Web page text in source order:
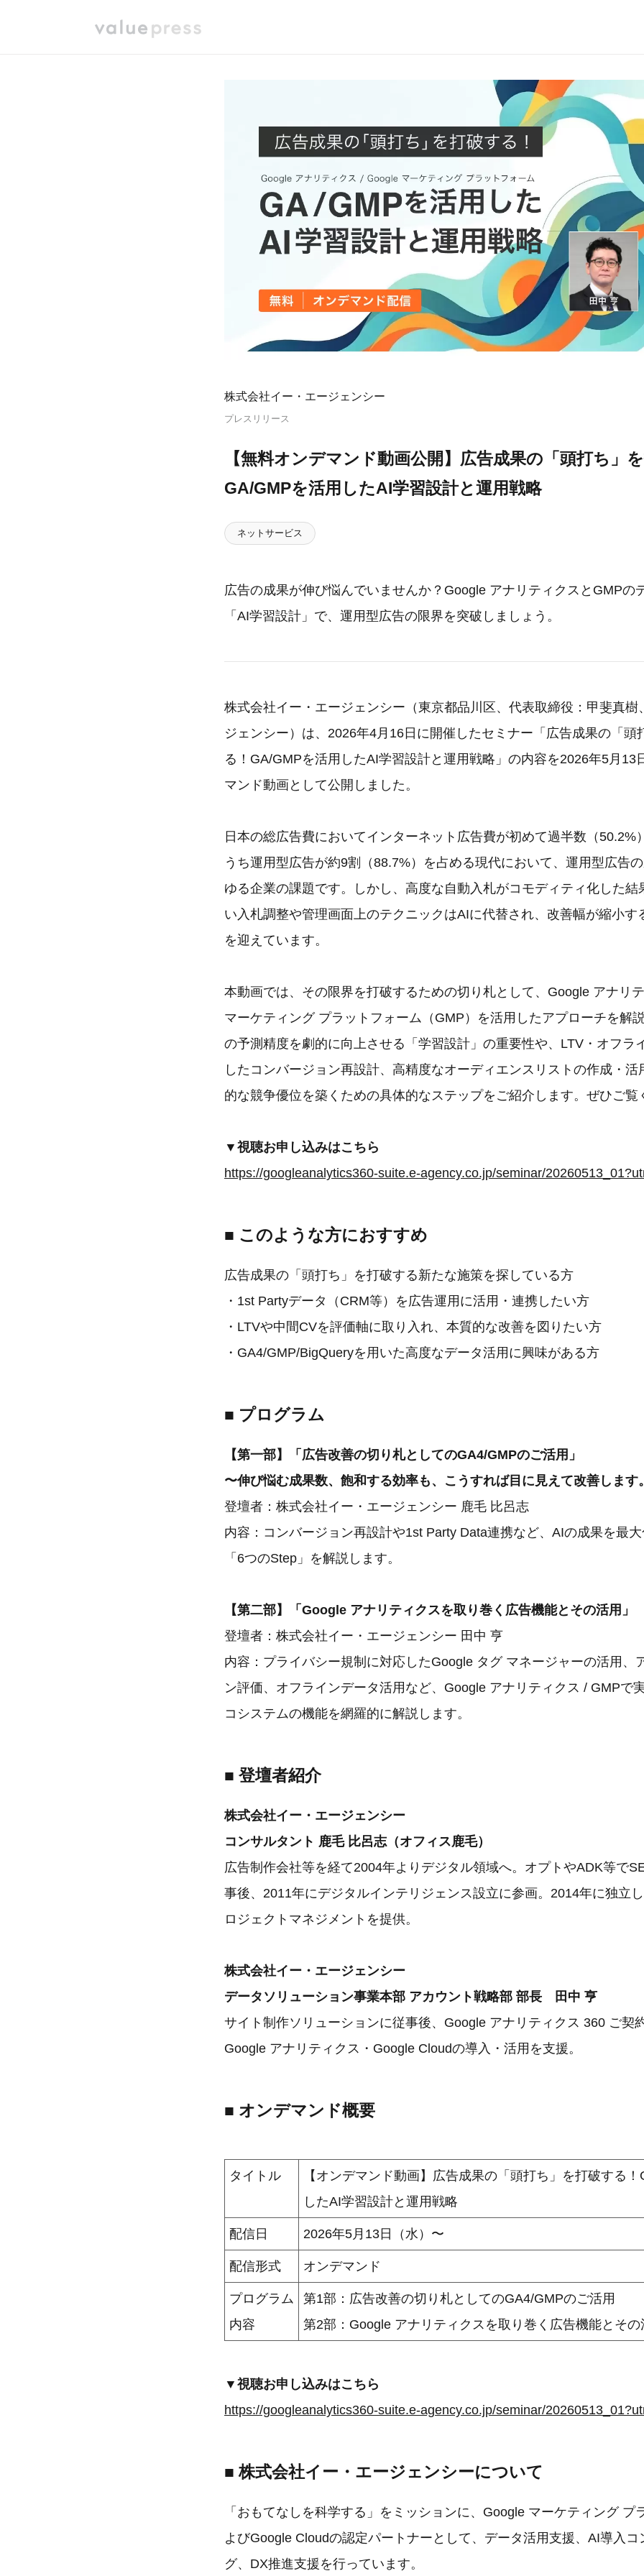
株式会社イー・エージェンシー
プレスリリース
【無料オンデマンド動画公開】広告成果の「頭打ち」
GA/GMPを活用したAI学習設計と運用戦略
ネットサービス
広告の成果が伸び悩んでいませんか？Google アナリティクスとGMPの
「AI学習設計」で、運用型広告の限界を突破しましょう。
株式会社イー・エージェンシー（東京都品川区、代表取締役：甲斐真樹
ジェンシー）は、2026年4月16日に開催したセミナー「広告成果の「頭
る！GA/GMPを活用したAI学習設計と運用戦略」の内容を2026年5月13
マンド動画として公開しました。
日本の総広告費においてインターネット広告費が初めて過半数（50.2%
うち運用型広告が約9割（88.7%）を占める現代において、運用型広告
ゆる企業の課題です。しかし、高度な自動入札がコモディティ化した結
い入札調整や管理画面上のテクニックはAIに代替され、改善幅が縮小す
を迎えています。
本動画では、その限界を打破するための切り札として、Google アナリ
マーケティング プラットフォーム（GMP）を活用したアプローチを解
の予測精度を劇的に向上させる「学習設計」の重要性や、LTV・オフラ
したコンバージョン再設計、高精度なオーディエンスリストの作成・活
的な競争優位を築くための具体的なステップをご紹介します。ぜひご覧
▼視聴お申し込みはこちら
■ このような方におすすめ
広告成果の「頭打ち」を打破する新たな施策を探している方
・1st Partyデータ（CRM等）を広告運用に活用・連携したい方
・LTVや中間CVを評価軸に取り入れ、本質的な改善を図りたい方
・GA4/GMP/BigQueryを用いた高度なデータ活用に興味がある方
■ プログラム
【第一部】「広告改善の切り札としてのGA4/GMPのご活用」
〜伸び悩む成果数、飽和する効率も、こうすれば目に見えて改善します
登壇者：株式会社イー・エージェンシー 鹿毛 比呂志
内容：コンバージョン再設計や1st Party Data連携など、AIの成果を最
「6つのStep」を解説します。
【第二部】「Google アナリティクスを取り巻く広告機能とその活用」
登壇者：株式会社イー・エージェンシー 田中 亨
内容：プライバシー規制に対応したGoogle タグ マネージャーの活用、
ン評価、オフラインデータ活用など、Google アナリティクス / GMPで
コシステムの機能を網羅的に解説します。
■ 登壇者紹介
株式会社イー・エージェンシー
コンサルタント 鹿毛 比呂志（オフィス鹿毛）
広告制作会社等を経て2004年よりデジタル領域へ。オプトやADK等で
事後、2011年にデジタルインテリジェンス設立に参画。2014年に独立
ロジェクトマネジメントを提供。
株式会社イー・エージェンシー
データソリューション事業本部 アカウント戦略部 部長 田中 亨
サイト制作ソリューションに従事後、Google アナリティクス 360 ご契
Google アナリティクス・Google Cloudの導入・活用を支援。
■ オンデマンド概要
タイトル
【オンデマンド動画】広告成果の「頭打ち」を打破する！
したAI学習設計と運用戦略
配信日 2026年5月13日（水）〜
配信形式 オンデマンド
プログラム
内容
第1部：広告改善の切り札としてのGA4/GMPのご活用
第2部：Google アナリティクスを取り巻く広告機能とその
▼視聴お申し込みはこちら
■ 株式会社イー・エージェンシーについて
「おもてなしを科学する」をミッションに、Google マーケティング プ
よびGoogle Cloudの認定パートナーとして、データ活用支援、AI導入コ
グ、DX推進支援を行っています。